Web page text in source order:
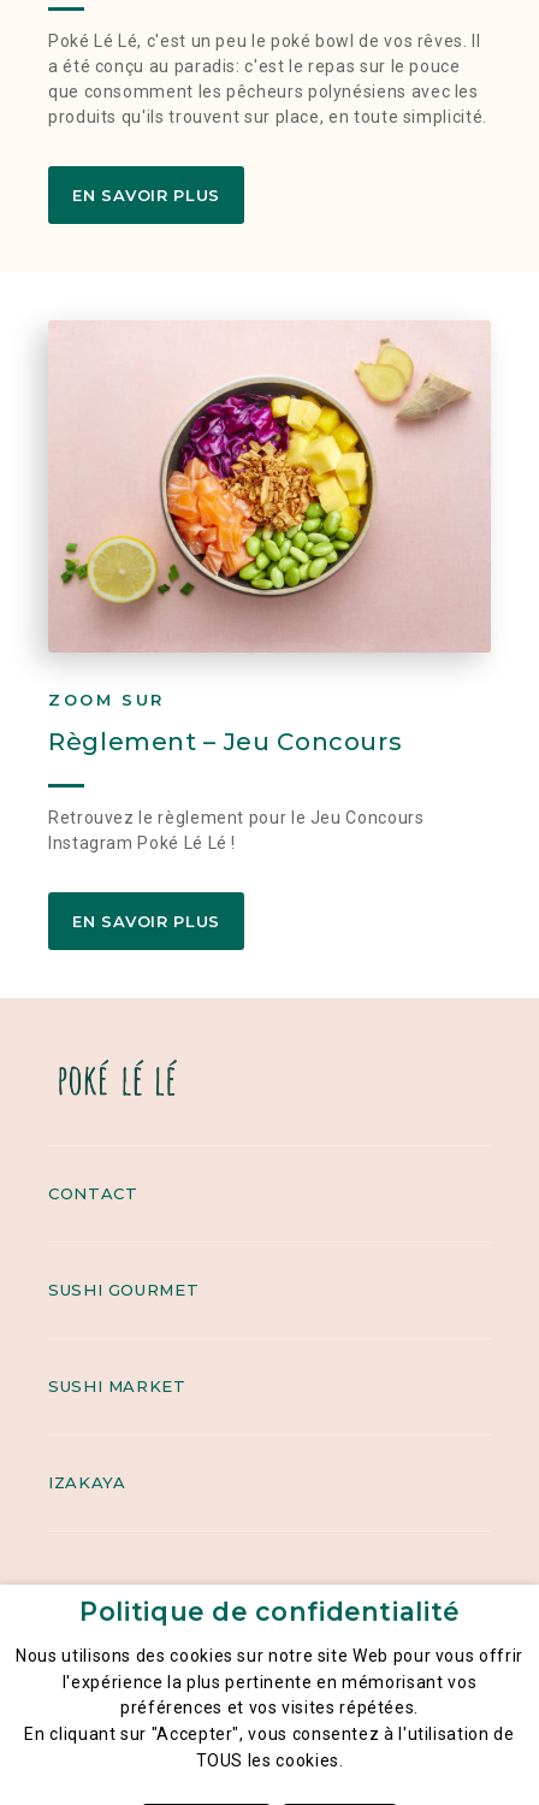
Poké Lé Lé, c'est un peu le poké bowl de vos rêves. Il
a été conçu au paradis: c'est le repas sur le pouce
que consomment les pêcheurs polynésiens avec les
produits qu'ils trouvent sur place, en toute simplicité.
EN SAVOIR PLUS
ZOOM SUR
Règlement – Jeu Concours
Retrouvez le règlement pour le Jeu Concours
Instagram Poké Lé Lé !
EN SAVOIR PLUS
CONTACT
SUSHI GOURMET
SUSHI MARKET
IZAKAYA
Mentions légales
Politique générale de la confidentialité des données
Politique de confidentialité
Nous utilisons des cookies sur notre site Web pour vous offrir
l'expérience la plus pertinente en mémorisant vos
préférences et vos visites répétées.
En cliquant sur "Accepter", vous consentez à l'utilisation de
TOUS les cookies.